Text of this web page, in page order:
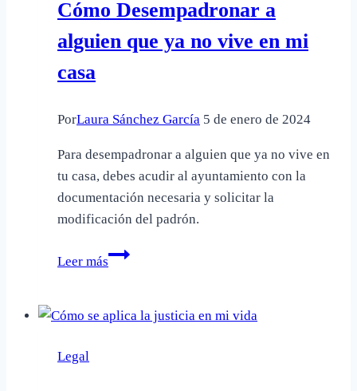
tomar
de
Cómo Desempadronar a
alguien que ya no vive en mi
casa
PorLaura Sánchez García 5 de enero de 2024
Para desempadronar a alguien que ya no vive en
tu casa, debes acudir al ayuntamiento con la
documentación necesaria y solicitar la
modificación del padrón.
Leer más
Cómo
alguien
Legal